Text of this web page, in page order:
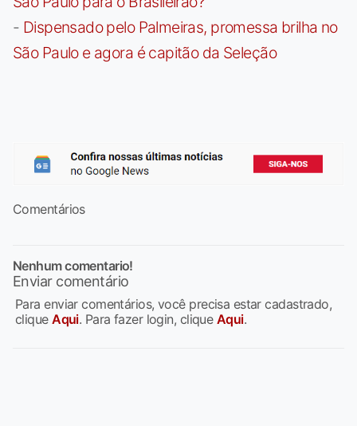
- Dispensado pelo Palmeiras, promessa brilha no
São Paulo e agora é capitão da Seleção
Comentários
Nenhum comentario!
Enviar comentário
Para enviar comentários, você precisa estar cadastrado,
cliqueAqui. Para fazer login, clique Aqui.